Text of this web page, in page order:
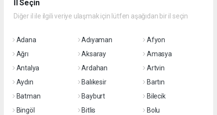
İl Seçin
Diğer il ile ilgili veriye ulaşmak için lütfen aşağıdan bir il seçin
Adana Adıyaman
Afyon
Ağrı
Aksaray
Amasya
Antalya
Ardahan
Artvin
Aydın
Balıkesir
Bartın
Batman
Bayburt
Bilecik
Bingöl
Bitlis
Bolu